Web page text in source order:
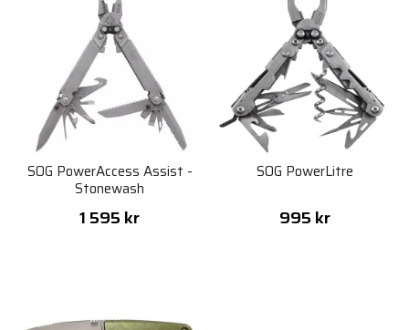
SOG PowerAccess Assist -
Stonewash
1 595 kr
SOG PowerLitre
995 kr